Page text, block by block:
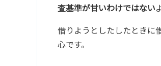
査基準が甘いわけではない
借りようとしたしたときに
心です。